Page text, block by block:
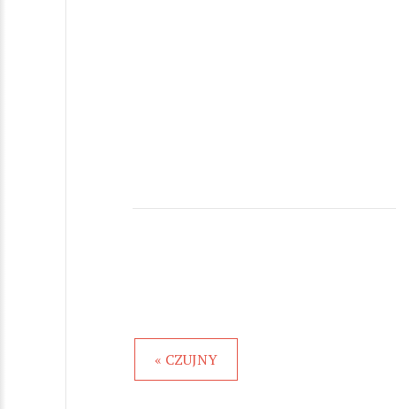
« CZUJNY